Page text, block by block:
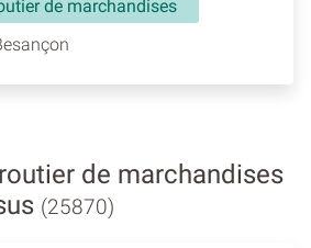
de marchandises
de marchandises
(25870)